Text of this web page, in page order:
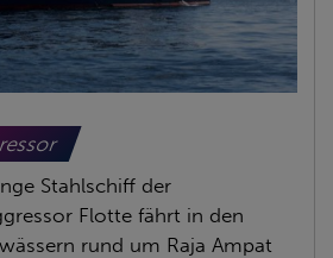
Stahlschiff der
Flotte fährt in den
rund um Raja Ampat